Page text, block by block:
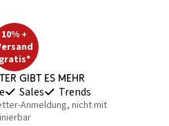
10% +
gratis*
gibt es mehr
Sales Trends
Anmeldung, nicht mit